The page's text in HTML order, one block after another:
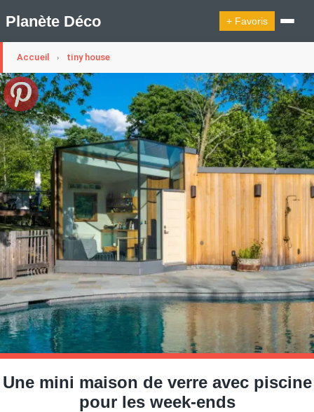
Planète Déco + Favoris
🛍︎ Shop Planète Déco ℹ︎ À propos
Appartement Design Cabanes
Decoration Noël
Design Suédois En Quelques Photos
Idées Déco En 10 Photos
La Semaine Décoration Et Design
Maison En Ville
Méli-Mélo Suédois
Publi Reportage
Tendance
Interieurs Scandinaves
La Décoration Selon Votre Signe Astrologique
Les Trouvailles Déco Du Jour
Maison Appartement Écologique
Maison Container/container House
Maison D'hôtes
Maison Et Appartement Vintage
On Décode La Déco
Petite Surface
Piscine Question De Style
Renovation
Revue De Week End
Tiny House
Accueil › tiny house
Une mini maison de verre avec piscine
pour les week-ends